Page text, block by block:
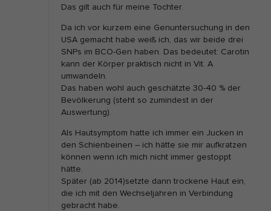
Das gilt auch für meine Tochter.
Da ich vor kurzem eine Genuntersuchung in den
USA gemacht habe weiß ich, das wir beide drei
SNPs im BCO-Gen haben. Das bedeutet: Carotin
kann der Körper praktisch nicht in Vit. A
umwandeln.
Das haben wohl auch geschätzte 30-40 % der
Bevölkerung (steht so zumindest in der
Auswertung).
Als Hautsymptom hatte ich immer ein Jucken in
den Schienbeinen – ich hätte sie mir aufkratzen
können wenn ich mich nicht immer gestoppt
hätte.
Später (ab 2014)setzte dann trockene Haut ein,
die ich mit den Wechseljahren in Verbindung
gebracht habe.